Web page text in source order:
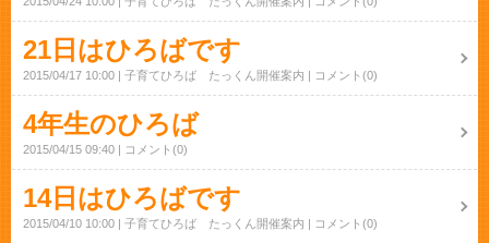
21日はひろばです
2015/04/17 10:00 子育てひろば たっくん開催案内 コメント(0)
4年生のひろば
2015/04/15 09:40 コメント(0)
14日はひろばです
2015/04/10 10:00 子育てひろば たっくん開催案内 コメント(0)